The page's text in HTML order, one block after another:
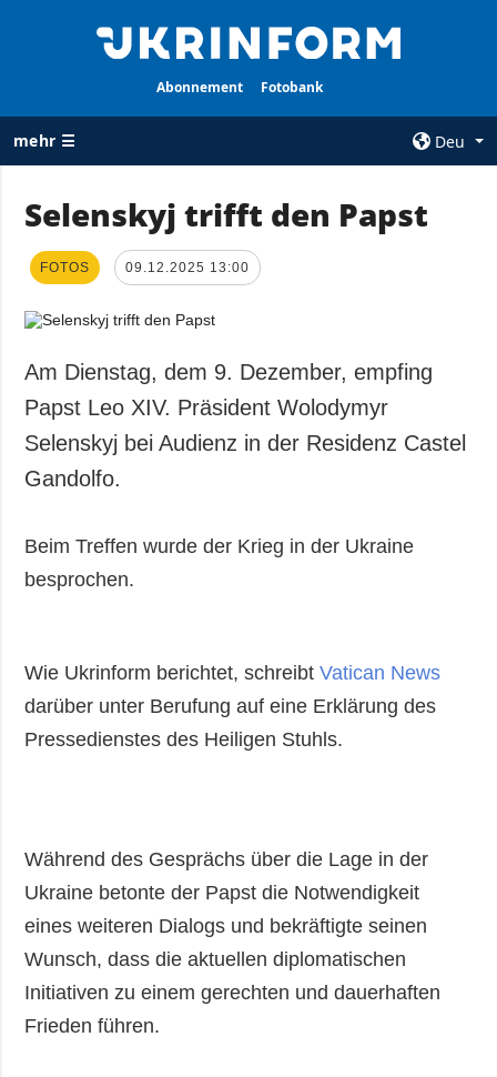
Abonnement Fotobank
mehr ☰
Deu
ALLE
RUBRIKEN
der Ukraine
Politik
Wirtschaft
Militär
Sport
Notfälle
Politik zur
Vertraulichkeit
und zum Schutz
ZUSÄTZLICH
Veröffentlichungen
Video
LEISTUNGEN
Abonnement
Selenskyj trifft den Papst
FOTOS 09.12.2025 13:00
Am Dienstag, dem 9. Dezember, empfing
Papst Leo XIV. Präsident Wolodymyr
Selenskyj bei Audienz in der Residenz Castel
Gandolfo.
Beim Treffen wurde der Krieg in der Ukraine
besprochen.
Wie Ukrinform berichtet, schreibtVatican News
darüber unter Berufung auf eine Erklärung des
Pressedienstes des Heiligen Stuhls.
Während des Gesprächs über die Lage in der
Ukraine betonte der Papst die Notwendigkeit
eines weiteren Dialogs und bekräftigte seinen
Wunsch, dass die aktuellen diplomatischen
Initiativen zu einem gerechten und dauerhaften
Frieden führen.